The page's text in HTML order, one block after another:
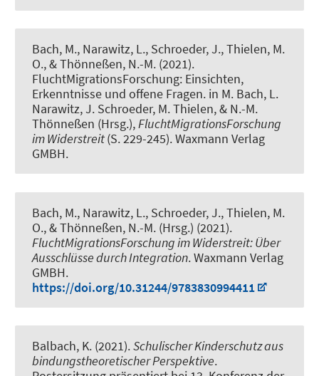
Bach, M., Narawitz, L., Schroeder, J., Thielen, M.
O., & Thönneßen, N.-M. (2021).
FluchtMigrationsForschung: Einsichten,
Erkenntnisse und offene Fragen. in M. Bach, L.
Narawitz, J. Schroeder, M. Thielen, & N.-M.
Thönneßen (Hrsg.),FluchtMigrationsForschung
im Widerstreit(S. 229-245). Waxmann Verlag
GMBH.
Bach, M., Narawitz, L., Schroeder, J., Thielen, M.
O., & Thönneßen, N.-M. (Hrsg.) (2021).
FluchtMigrationsForschung im Widerstreit: Über
Ausschlüsse durch Integration. Waxmann Verlag
GMBH.
https://doi.org/10.31244/9783830994411
Balbach, K. (2021).Schulischer Kinderschutz aus
bindungstheoretischer Perspektive.